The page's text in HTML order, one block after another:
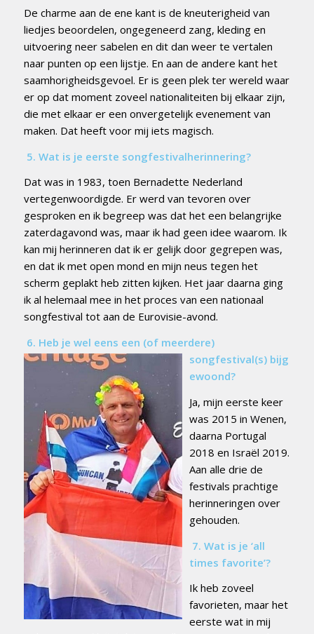
De charme aan de ene kant is de kneuterigheid van
liedjes beoordelen, ongegeneerd zang, kleding en
uitvoering neer sabelen en dit dan weer te vertalen
naar punten op een lijstje. En aan de andere kant het
saamhorigheidsgevoel. Er is geen plek ter wereld waar
er op dat moment zoveel nationaliteiten bij elkaar zijn,
die met elkaar er een onvergetelijk evenement van
maken. Dat heeft voor mij iets magisch.
5. Wat is je eerste songfestivalherinnering?
Dat was in 1983, toen Bernadette Nederland
vertegenwoordigde. Er werd van tevoren over
gesproken en ik begreep was dat het een belangrijke
zaterdagavond was, maar ik had geen idee waarom. Ik
kan mij herinneren dat ik er gelijk door gegrepen was,
en dat ik met open mond en mijn neus tegen het
scherm geplakt heb zitten kijken. Het jaar daarna ging
ik al helemaal mee in het proces van een nationaal
songfestival tot aan de Eurovisie-avond.
6. Heb je wel eens een (of meerdere)
songfestival(s) bijg
ewoond?
Ja, mijn eerste keer
was 2015 in Wenen,
daarna Portugal
2018 en Israël 2019.
Aan alle drie de
festivals prachtige
herinneringen over
gehouden.
7. Wat is je ‘all
times favorite’?
Ik heb zoveel
favorieten, maar het
eerste wat in mij